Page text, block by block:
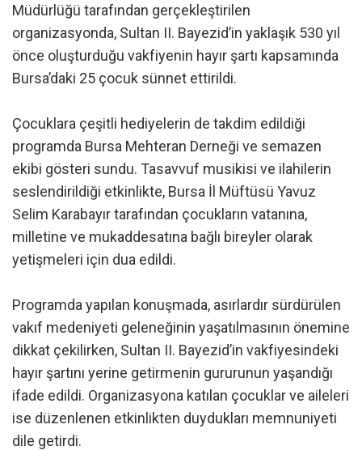
Müdürlüğü tarafından gerçekleştirilen
organizasyonda, Sultan II. Bayezid’in yaklaşık 530 yıl
önce oluşturduğu vakfiyenin hayır şartı kapsamında
Bursa’daki 25 çocuk sünnet ettirildi.
Çocuklara çeşitli hediyelerin de takdim edildiği
programda Bursa Mehteran Derneği ve semazen
ekibi gösteri sundu. Tasavvuf musikisi ve ilahilerin
seslendirildiği etkinlikte, Bursa İl Müftüsü Yavuz
Selim Karabayır tarafından çocukların vatanına,
milletine ve mukaddesatına bağlı bireyler olarak
yetişmeleri için dua edildi.
Programda yapılan konuşmada, asırlardır sürdürülen
vakıf medeniyeti geleneğinin yaşatılmasının önemine
dikkat çekilirken, Sultan II. Bayezid’in vakfiyesindeki
hayır şartını yerine getirmenin gururunun yaşandığı
ifade edildi. Organizasyona katılan çocuklar ve aileleri
ise düzenlenen etkinlikten duydukları memnuniyeti
dile getirdi.